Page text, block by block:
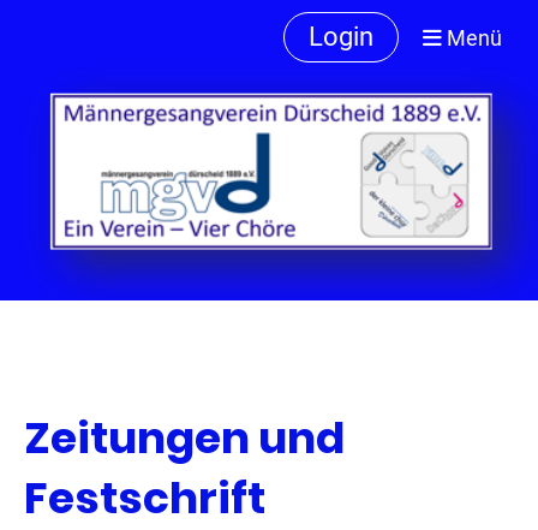
Login Menü
Zeitungen und
Festschrift